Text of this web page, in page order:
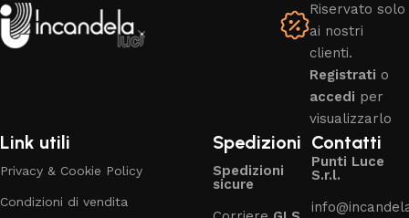
Riservato solo
ai nostri
clienti.
Registrati o
accedi per
visualizzarlo
Link utili
Privacy & Cookie Policy
Condizioni di vendita
Spedizioni
Spedizioni
sicure
Contatti
Punti Luce
S.r.l.